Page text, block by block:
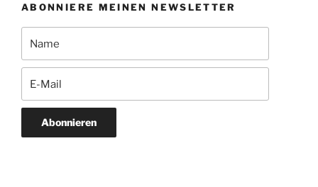
ABONNIERE MEINEN NEWSLETTER
Abonnieren